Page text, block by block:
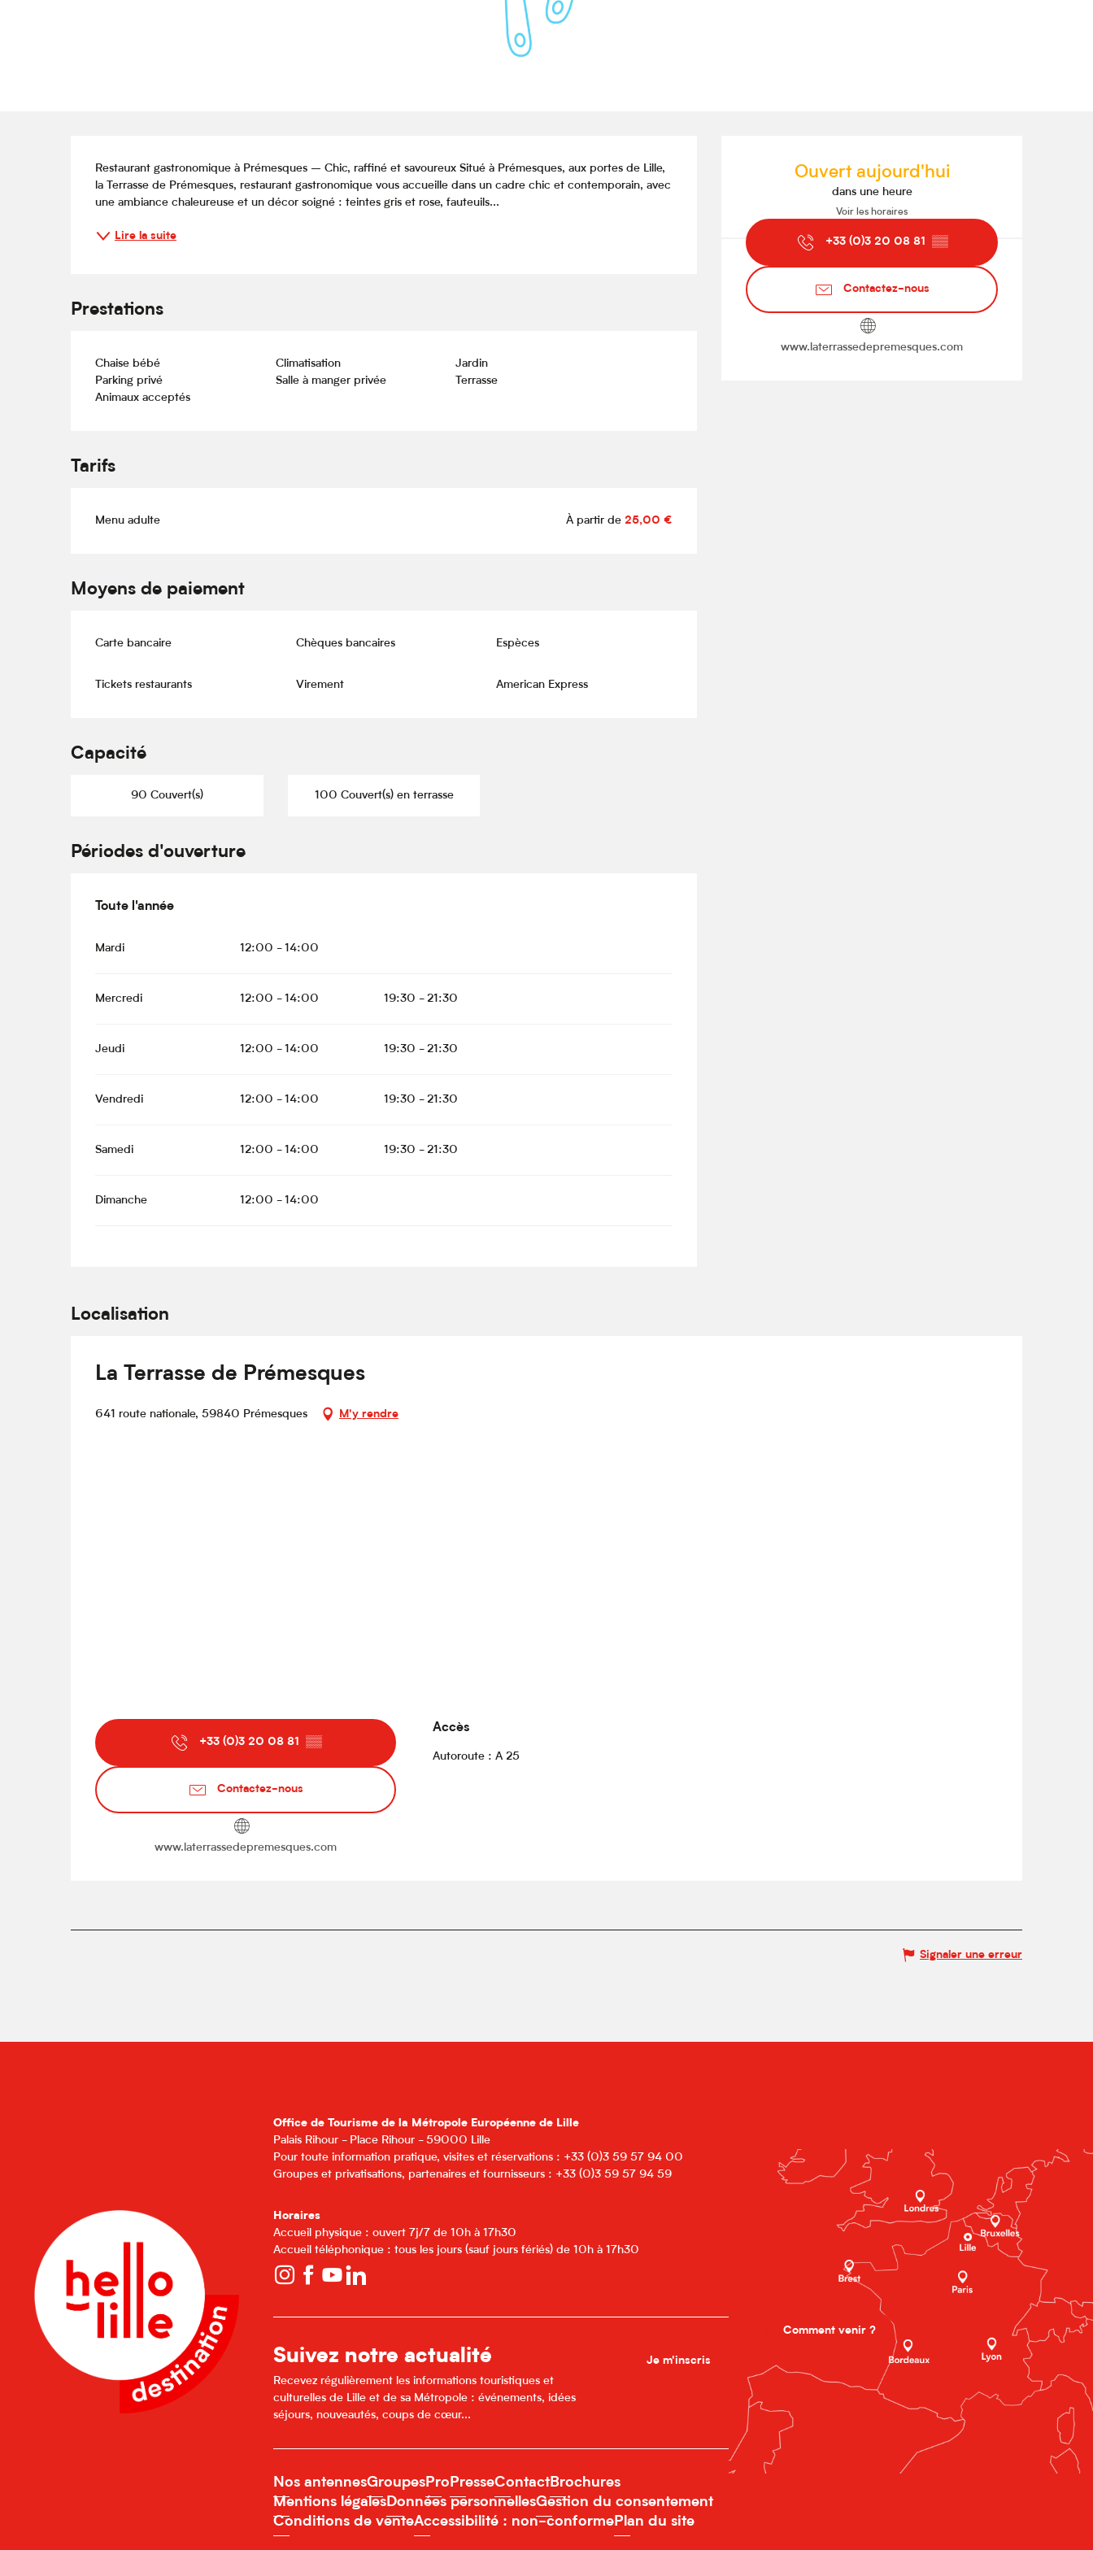
Ouverture et coordonnées
Ouvert aujourd'hui
dans une heure
Voir les horaires
+33 (0)3 20 08 81 ▒▒
Contactez-nous
www.laterrassedepremesques.com
Description
Restaurant gastronomique à Prémesques – Chic, raffiné et savoureux Situé à Prémesques, aux portes de Lille,
la Terrasse de Prémesques, restaurant gastronomique vous accueille dans un cadre chic et contemporain, avec
une ambiance chaleureuse et un décor soigné : teintes gris et rose, fauteuils...
Lire la suite
Prestations
Chaise bébé Climatisation
Jardin
Parking privé
Salle à manger privée
Terrasse
Animaux acceptés
Tarifs
Menu adulte À partir de25,00 €
Moyens de paiement
Carte bancaire Chèques bancaires Espèces
Tickets restaurants Virement American Express
Capacité
90 Couvert(s) 100 Couvert(s) en terrasse
Périodes d'ouverture
Toute l'année
Toute l'année
Mardi 12:00 - 14:00
Mercredi 12:00 - 14:00 19:30 - 21:30
Jeudi 12:00 - 14:00 19:30 - 21:30
Vendredi 12:00 - 14:00 19:30 - 21:30
Samedi 12:00 - 14:00 19:30 - 21:30
Dimanche 12:00 - 14:00
Localisation
La Terrasse de Prémesques
641 route nationale, 59840 Prémesques M'y rendre
+33 (0)3 20 08 81 ▒▒
Contactez-nous
www.laterrassedepremesques.com
Accès
Accès
Autoroute : A 25
Signaler une erreur
Office de Tourisme de la Métropole Européenne de Lille
Palais Rihour - Place Rihour - 59000 Lille
Pour toute information pratique, visites et réservations : +33 (0)3 59 57 94 00
Groupes et privatisations, partenaires et fournisseurs : +33 (0)3 59 57 94 59
Horaires
Accueil physique : ouvert 7j/7 de 10h à 17h30
Accueil téléphonique : tous les jours (sauf jours fériés) de 10h à 17h30
Suivez notre actualité
Recevez régulièrement les informations touristiques et
culturelles de Lille et de sa Métropole : événements, idées
séjours, nouveautés, coups de cœur...
Je m'inscris
Nos antennesGroupes Pro PresseContactBrochures
Mentions légales Données personnellesGestion du consentement
Conditions de venteAccessibilité : non-conforme Plan du site
Comment venir ?